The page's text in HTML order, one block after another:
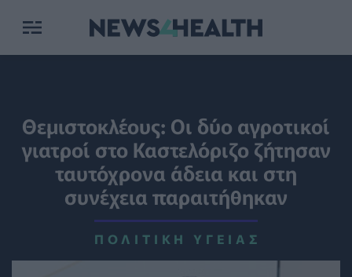
Θεμιστοκλέους: Οι δύο αγροτικοί
γιατροί στο Καστελόριζο ζήτησαν
ταυτόχρονα άδεια και στη
συνέχεια παραιτήθηκαν
ΠΟΛΙΤΙΚΉ ΥΓΕΊΑΣ